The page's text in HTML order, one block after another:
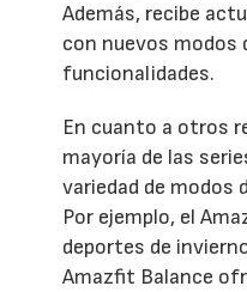
Además, recibe
con nuevos modos
funcionalidades.
En cuanto a otros
mayoría de las
variedad de modos
Por ejemplo, el
deportes de
Amazfit Balance